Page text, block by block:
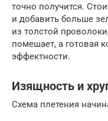
точно получится.
и добавить больше
из толстой
помешает, а готовая
эффектности.
Изящность и
Схема плетения